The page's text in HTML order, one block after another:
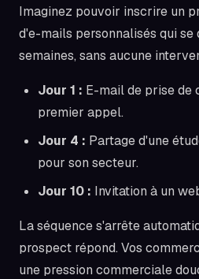
Imaginez pouvoir inscrire un
d'e-mails personnalisés qui
semaines, sans aucune
Jour 1 : E-mail de prise de
premier appel.
Jour 4 : Partage d'une
pour son secteur.
Jour 10 : Invitation à un
La séquence s'arrête
prospect répond. Vos
une pression commerciale